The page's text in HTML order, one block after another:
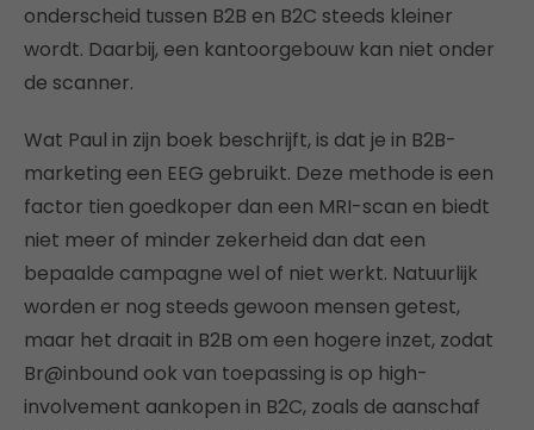
onderscheid tussen B2B en B2C steeds kleiner
wordt. Daarbij, een kantoorgebouw kan niet onder
de scanner.
Wat Paul in zijn boek beschrijft, is dat je in B2B-
marketing een EEG gebruikt. Deze methode is een
factor tien goedkoper dan een MRI-scan en biedt
niet meer of minder zekerheid dan dat een
bepaalde campagne wel of niet werkt. Natuurlijk
worden er nog steeds gewoon mensen getest,
maar het draait in B2B om een hogere inzet, zodat
Br@inbound ook van toepassing is op high-
involvement aankopen in B2C, zoals de aanschaf